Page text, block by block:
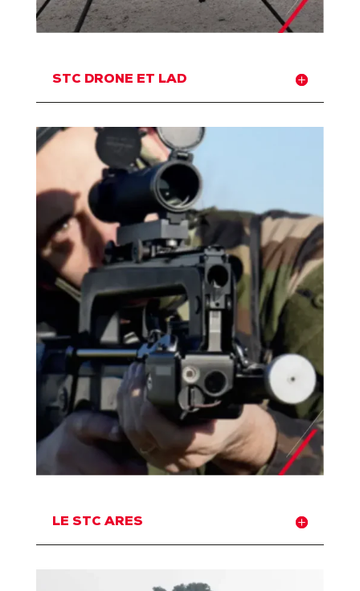
STC DRONE ET LAD
LE STC ARES